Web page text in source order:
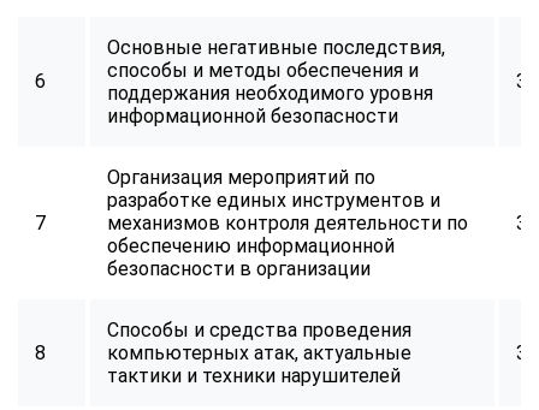
6
Основные негативные последствия,
способы и методы обеспечения и
поддержания необходимого уровня
информационной безопасности
34
7
Организация мероприятий по
разработке единых инструментов и
механизмов контроля деятельности по
обеспечению информационной
безопасности в организации
32
8
Способы и средства проведения
компьютерных атак, актуальные
тактики и техники нарушителей
34